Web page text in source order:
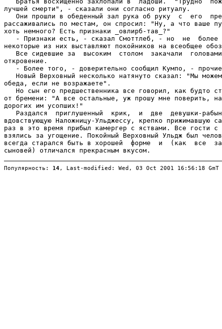
Популярность: 14